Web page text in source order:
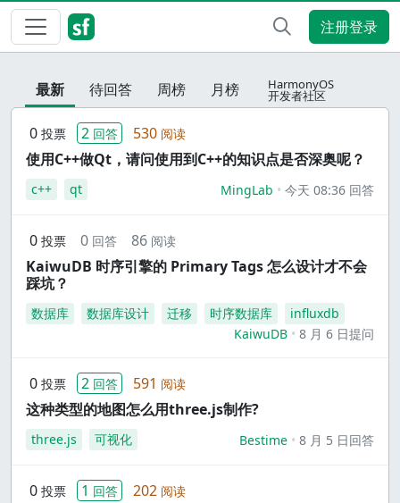
注册登录
最新 待回答 周榜 月榜 HarmonyOS
开发者社区
0 投票 2 回答 530 阅读
使用C++做Qt，请问使用到C++的知识点是否深奥呢？
c++ qt MingLab 今天 08:36 回答
0 投票 0 回答 86 阅读
KaiwuDB 时序引擎的 Primary Tags 怎么设计才不会
踩坑？
数据库 数据库设计 迁移 时序数据库
influxdb
KaiwuDB
8 月 6 日提问
0 投票 2 回答 591 阅读
这种类型的地图怎么用three.js制作?
three.js 可视化 Bestime 8 月 5 日回答
0 投票 1 回答 202 阅读